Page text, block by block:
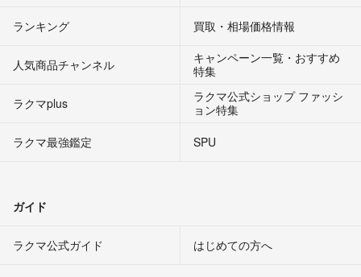
ランキング 買取・相場価格情報
人気商品チャンネル
キャンペーン一覧・おすすめ
特集
ラクマplus
ラクマ公式ショップ ファッシ
ョン特集
ラクマ最強鑑定
SPU
ガイド
ラクマ公式ガイド はじめての方へ